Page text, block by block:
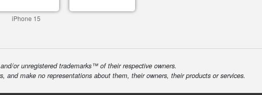
iPhone 15
or unregistered trademarks™ of their respective owners.
make no representations about them, their owners, their products or services.